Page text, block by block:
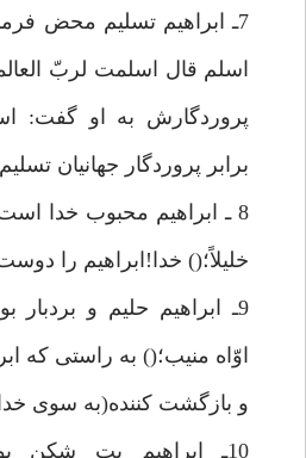
7ـ ابراهيم تسليم محض
اسلم قال اسلمت لربّ
پروردگارش به او گفت:
برابر پروردگار جهانيان
8 ـ ابراهيم محبوب خدا است
خليلاً؛() خدا!ابراهيم را
9ـ ابراهيم حليم و بردبار
اوّاه منيب؛() به راستى كه
و بازگشت كننده(به سوى
10ـ ابراهيم بت شكن